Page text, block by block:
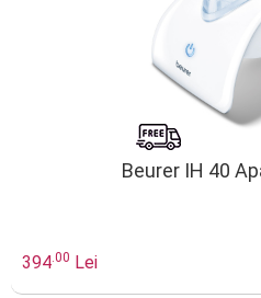
Beurer IH 40
394.00 Lei